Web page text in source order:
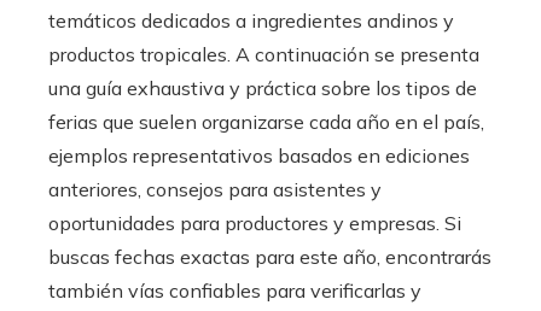
temáticos dedicados a ingredientes andinos y
productos tropicales. A continuación se presenta
una guía exhaustiva y práctica sobre los tipos de
ferias que suelen organizarse cada año en el país,
ejemplos representativos basados en ediciones
anteriores, consejos para asistentes y
oportunidades para productores y empresas. Si
buscas fechas exactas para este año, encontrarás
también vías confiables para verificarlas y